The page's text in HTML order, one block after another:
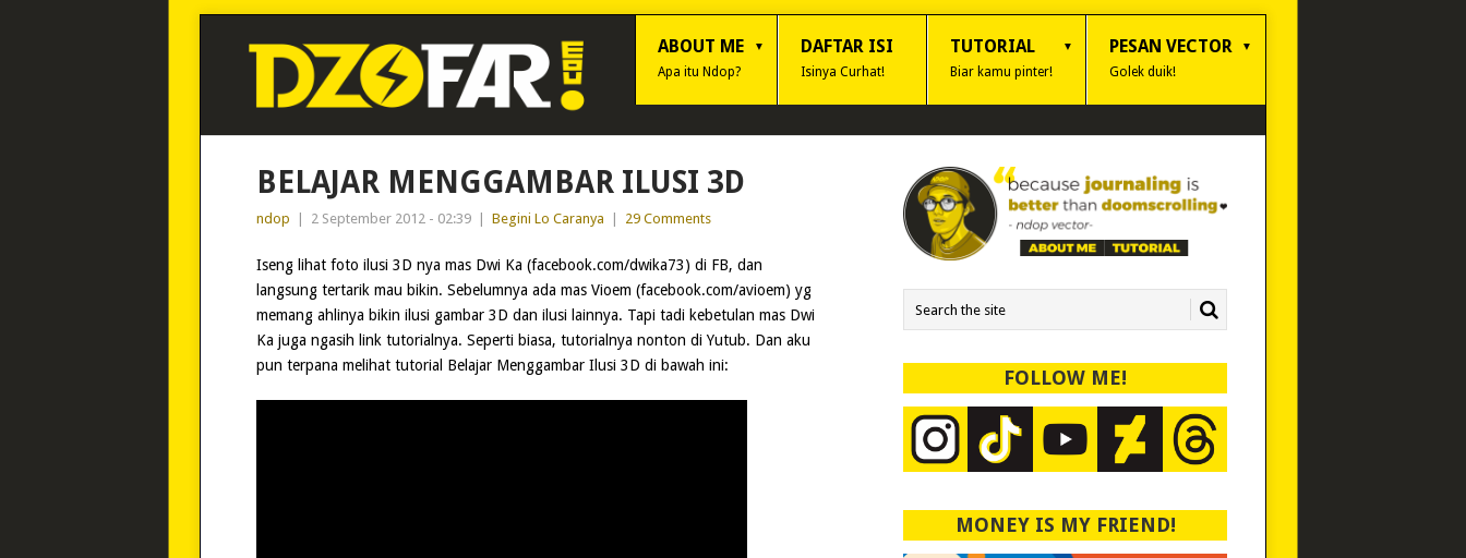
ABOUT ME
Apa itu Ndop?
DAFTAR ISI
Isinya Curhat!
TUTORIAL
Biar kamu pinter!
PESAN VECTOR
Golek duik!
BELAJAR MENGGAMBAR ILUSI 3D
ndop 2 September 2012 - 02:39 Begini Lo Caranya 29 Comments
Iseng lihat foto ilusi 3D nya mas Dwi Ka (facebook.com/dwika73) di FB, dan
langsung tertarik mau bikin. Sebelumnya ada mas Vioem (facebook.com/avioem) yg
memang ahlinya bikin ilusi gambar 3D dan ilusi lainnya. Tapi tadi kebetulan mas Dwi
Ka juga ngasih link tutorialnya. Seperti biasa, tutorialnya nonton di Yutub. Dan aku
pun terpana melihat tutorial Belajar Menggambar Ilusi 3D di bawah ini:
FOLLOW ME!
MONEY IS MY FRIEND!